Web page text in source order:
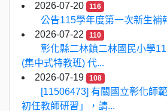
2026-07-20
116
公告115學年度第一次新生補
2026-07-22
110
彰化縣二林鎮二林國民小學
(集中式特教班) 代...
2026-07-19
108
[11506473] 有關國立彰化師
初任教師研習」，請...